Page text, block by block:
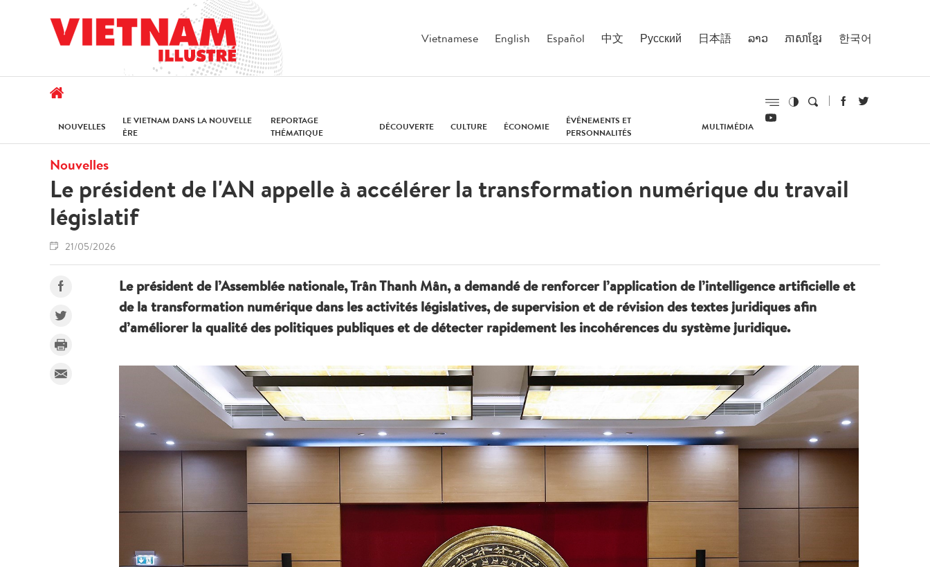
Vietnamese English Español 中文 Русский 日本語 ລາວ ភាសាខ្មែរ 한국어
NOUVELLES
LE VIETNAM DANS LA NOUVELLE
ÈRE
REPORTAGE
THÉMATIQUE
DÉCOUVERTE CULTURE ÉCONOMIE
ÉVÉNEMENTS ET
PERSONNALITÉS
MULTIMÉDIA
Nouvelles
Le président de l'AN appelle à accélérer la transformation numérique du travail
législatif
21/05/2026
Le président de l’Assemblée nationale, Trân Thanh Mân, a demandé de renforcer l’application de l’intelligence artificielle et
de la transformation numérique dans les activités législatives, de supervision et de révision des textes juridiques afin
d’améliorer la qualité des politiques publiques et de détecter rapidement les incohérences du système juridique.